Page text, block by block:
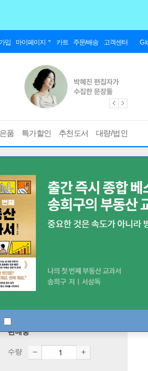
입 마이페이지 카트 주문/배송 고객센터
품 특가할인 추천도서 대량/법인
판매중
수량